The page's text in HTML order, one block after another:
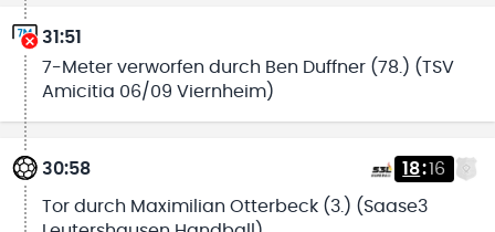
31:51
7-Meter verworfen durch Ben Duffner (78.) (TSV
Amicitia 06/09 Viernheim)
30:58 18:16
Tor durch Maximilian Otterbeck (3.) (Saase3